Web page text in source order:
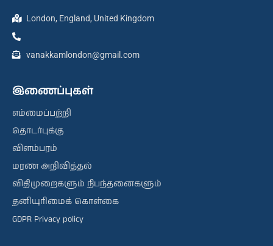
London, England, United Kingdom
vanakkamlondon@gmail.com
இணைப்புகள்
எம்மைப்பற்றி
தொடர்புக்கு
விளம்பரம்
மரண அறிவித்தல்
விதிமுறைகளும் நிபந்தனைகளும்
தனியுரிமைக் கொள்கை
GDPR Privacy policy